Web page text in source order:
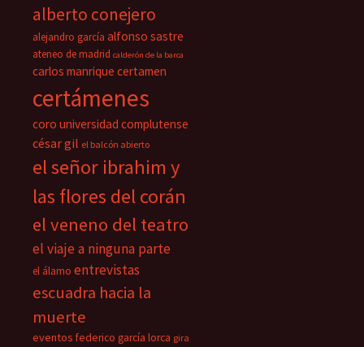
alberto conejero
alejandro garcía alfonso sastre
ateneo de madrid calderón de la barca
carlos manrique certamen
certámenes
coro universidad complutense
césar gil el balcón abierto
el señor ibrahim y
las flores del corán
el veneno del teatro
el viaje a ninguna parte
el álamo entrevistas
escuadra hacia la
muerte
eventos federico garcía lorca gira